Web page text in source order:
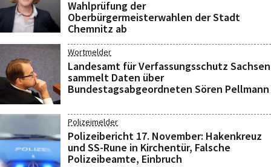
Wahlprüfung der
Oberbürgermeisterwahlen der Stadt
Chemnitz ab
Wortmelder
Landesamt für Verfassungsschutz Sachsen
sammelt Daten über
Bundestagsabgeordneten Sören Pellmann
Polizeimelder
Polizeibericht 17. November: Hakenkreuz
und SS-Rune in Kirchentür, Falsche
Polizeibeamte, Einbruch